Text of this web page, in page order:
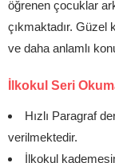
öğrenen çocuklar
çıkmaktadır. Güzel
ve daha anlamlı
İlkokul Seri
Hızlı Paragraf
verilmektedir.
İlkokul